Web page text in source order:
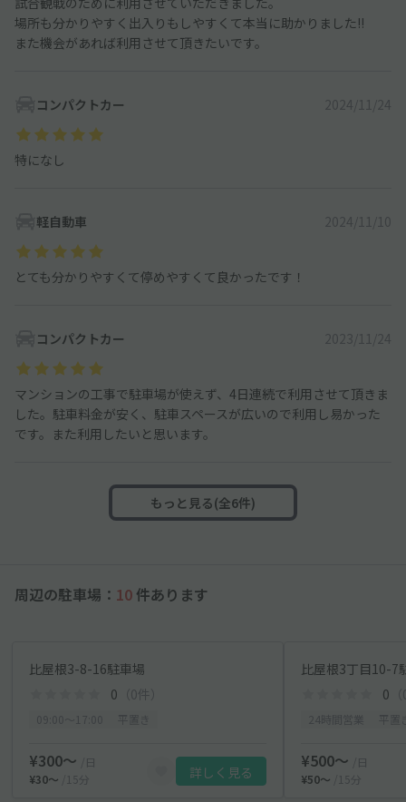
場所も分かりやすく出入りもしやすくて本当に助かりました!!
また機会があれば利用させて頂きたいです。
コンパクトカー 2024/11/24
特になし
軽自動車 2024/11/10
とても分かりやすくて停めやすくて良かったです！
コンパクトカー 2023/11/24
マンションの工事で駐車場が使えず、4日連続で利用させて頂きま
した。駐車料金が安く、駐車スペースが広いので利用し易かった
です。また利用したいと思います。
もっと見る(全6件)
周辺の駐車場： 10 件あります
比屋根3-8-16駐車場
0 （0件）
¥300〜
/日
¥30〜
/15分 詳しく見る
比屋根3丁目10-7
0
¥500〜
/日
¥50〜
/15分